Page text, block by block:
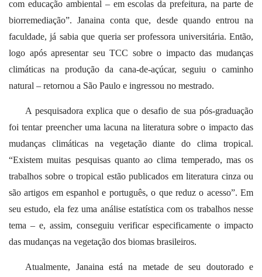
com educação ambiental – em escolas da prefeitura, na parte de
biorremediação”. Janaina conta que, desde quando entrou na
faculdade, já sabia que queria ser professora universitária. Então,
logo após apresentar seu TCC sobre o impacto das mudanças
climáticas na produção da cana-de-açúcar, seguiu o caminho
natural – retornou a São Paulo e ingressou no mestrado.
A pesquisadora explica que o desafio de sua pós-graduação
foi tentar preencher uma lacuna na literatura sobre o impacto das
mudanças climáticas na vegetação diante do clima tropical.
“Existem muitas pesquisas quanto ao clima temperado, mas os
trabalhos sobre o tropical estão publicados em literatura cinza ou
são artigos em espanhol e português, o que reduz o acesso”. Em
seu estudo, ela fez uma análise estatística com os trabalhos nesse
tema – e, assim, conseguiu verificar especificamente o impacto
das mudanças na vegetação dos biomas brasileiros.
Atualmente, Janaina está na metade de seu doutorado e